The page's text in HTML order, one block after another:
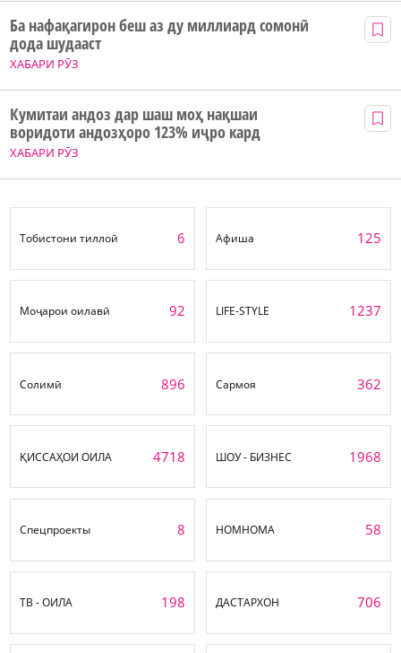
ХАБАРИ РӮЗ
Ба нафақагирон беш аз ду миллиард сомонӣ
дода шудааст
ХАБАРИ РӮЗ
Кумитаи андоз дар шаш моҳ нақшаи
воридоти андозҳоро 123% иҷро кард
Тобистони тиллоӣ 6 Афиша 125
Моҷарои оилавӣ 92 LIFE-STYLE 1237
Солимӣ 896 Сармоя 362
ҚИССАҲОИ ОИЛА 4718 ШОУ - БИЗНЕС 1968
Спецпроекты 8 НОМНОМА 58
ТВ - ОИЛА 198 ДАСТАРХОН 706